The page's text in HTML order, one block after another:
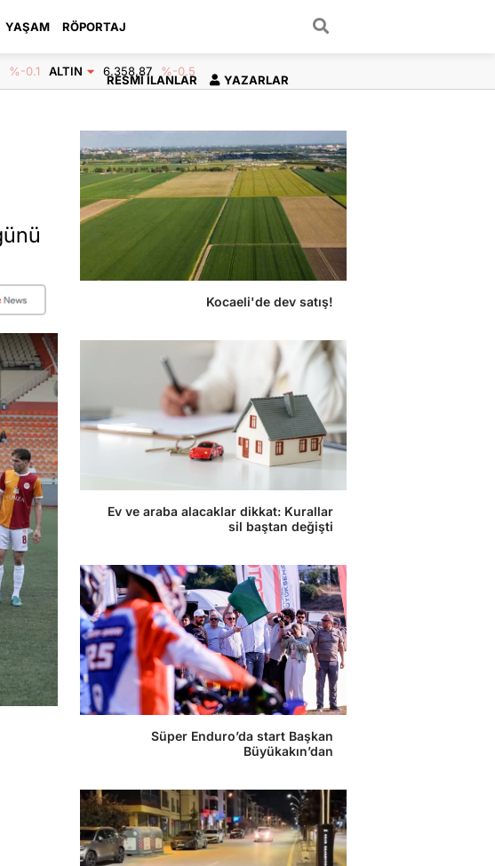
YAŞAM RÖPORTAJ
RESMI İLANLAR YAZARLAR
%-0.1 ALTIN 6.358,87 %-0.5
Kocaeli'de dev satış!
Ev ve araba alacaklar dikkat: Kurallar
sil baştan değişti
Süper Enduro’da start Başkan
Büyükakın’dan